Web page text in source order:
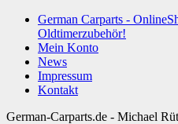
German Carparts -
Oldtimerzubehör!
Mein Konto
News
Impressum
Kontakt
German-Carparts.de - Michael